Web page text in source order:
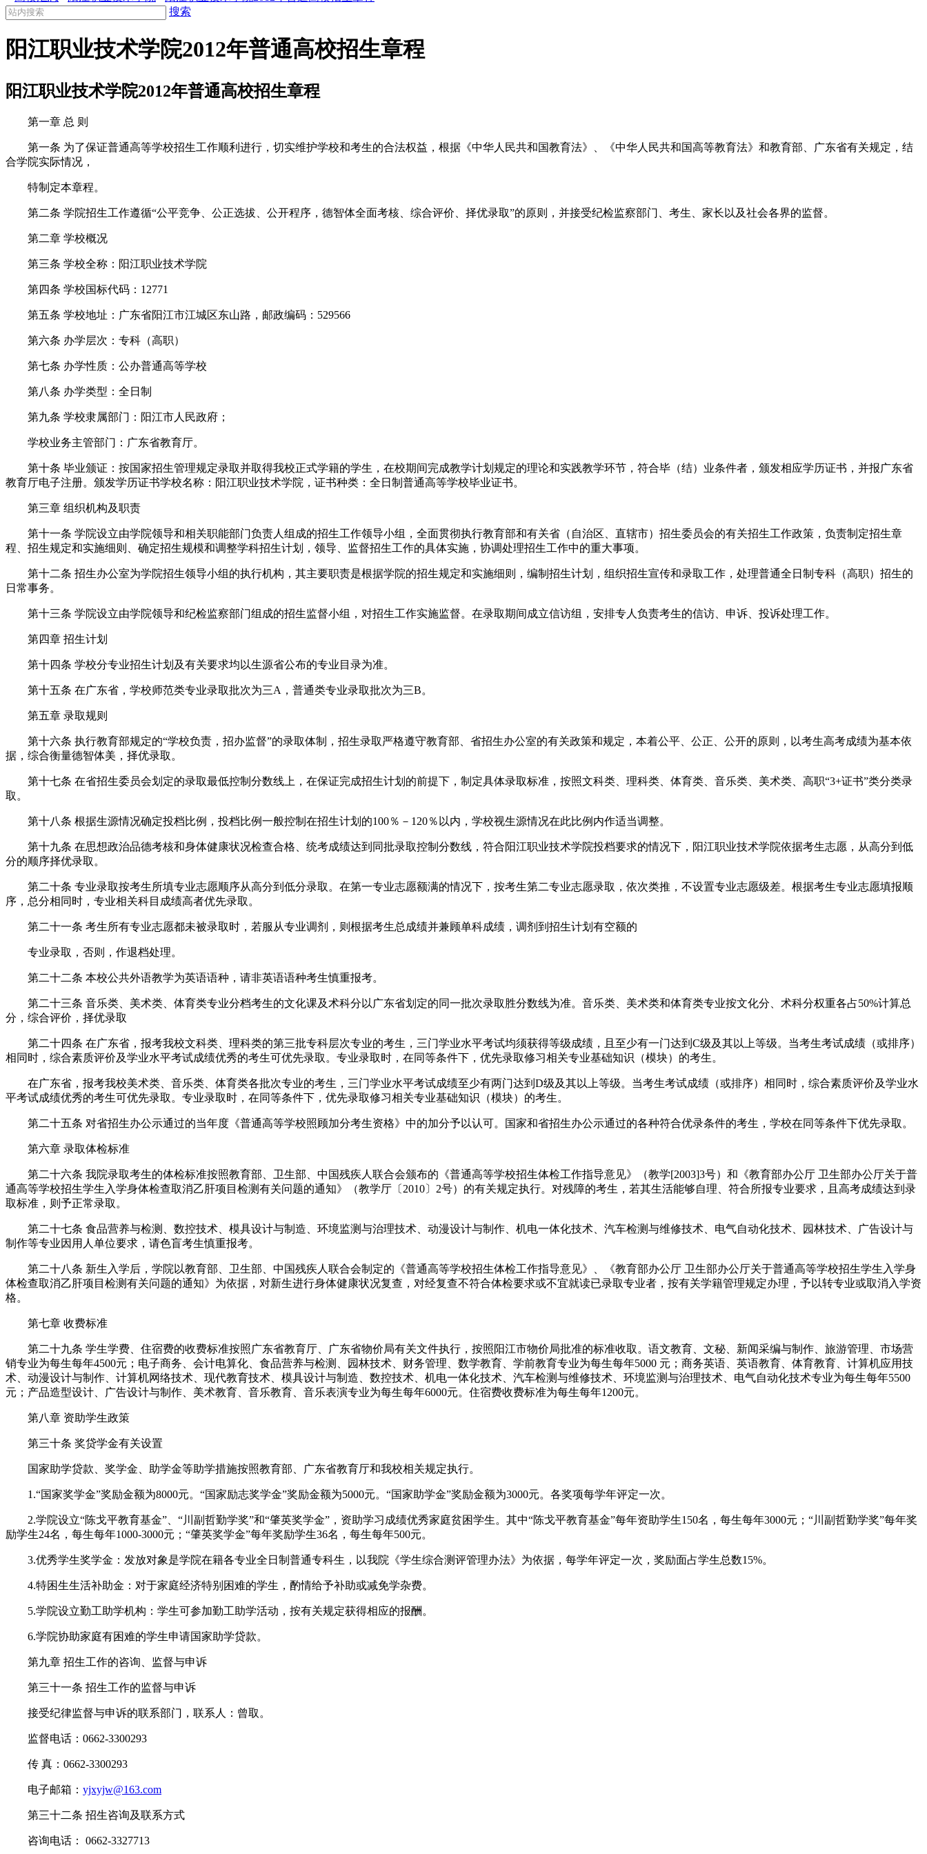
搜索
阳江职业技术学院2012年普通高校招生章程
阳江职业技术学院2012年普通高校招生章程
第一章 总 则
第一条 为了保证普通高等学校招生工作顺利进行，切实维护学校和考生的合法权益，根据《中华人民共和国教育法》、《中华人民共和国高等教育法》和教育部、广东省有关规定，结
合学院实际情况，
特制定本章程。
第二条 学院招生工作遵循“公平竞争、公正选拔、公开程序，德智体全面考核、综合评价、择优录取”的原则，并接受纪检监察部门、考生、家长以及社会各界的监督。
第二章 学校概况
第三条 学校全称：阳江职业技术学院
第四条 学校国标代码：12771
第五条 学校地址：广东省阳江市江城区东山路，邮政编码：529566
第六条 办学层次：专科（高职）
第七条 办学性质：公办普通高等学校
第八条 办学类型：全日制
第九条 学校隶属部门：阳江市人民政府；
学校业务主管部门：广东省教育厅。
第十条 毕业颁证：按国家招生管理规定录取并取得我校正式学籍的学生，在校期间完成教学计划规定的理论和实践教学环节，符合毕（结）业条件者，颁发相应学历证书，并报广东省
教育厅电子注册。颁发学历证书学校名称：阳江职业技术学院，证书种类：全日制普通高等学校毕业证书。
第三章 组织机构及职责
第十一条 学院设立由学院领导和相关职能部门负责人组成的招生工作领导小组，全面贯彻执行教育部和有关省（自治区、直辖市）招生委员会的有关招生工作政策，负责制定招生章
程、招生规定和实施细则、确定招生规模和调整学科招生计划，领导、监督招生工作的具体实施，协调处理招生工作中的重大事项。
第十二条 招生办公室为学院招生领导小组的执行机构，其主要职责是根据学院的招生规定和实施细则，编制招生计划，组织招生宣传和录取工作，处理普通全日制专科（高职）招生的
日常事务。
第十三条 学院设立由学院领导和纪检监察部门组成的招生监督小组，对招生工作实施监督。在录取期间成立信访组，安排专人负责考生的信访、申诉、投诉处理工作。
第四章 招生计划
第十四条 学校分专业招生计划及有关要求均以生源省公布的专业目录为准。
第十五条 在广东省，学校师范类专业录取批次为三A，普通类专业录取批次为三B。
第五章 录取规则
第十六条 执行教育部规定的“学校负责，招办监督”的录取体制，招生录取严格遵守教育部、省招生办公室的有关政策和规定，本着公平、公正、公开的原则，以考生高考成绩为基本依
据，综合衡量德智体美，择优录取。
第十七条 在省招生委员会划定的录取最低控制分数线上，在保证完成招生计划的前提下，制定具体录取标准，按照文科类、理科类、体育类、音乐类、美术类、高职“3+证书”类分类录
取。
第十八条 根据生源情况确定投档比例，投档比例一般控制在招生计划的100％－120％以内，学校视生源情况在此比例内作适当调整。
第十九条 在思想政治品德考核和身体健康状况检查合格、统考成绩达到同批录取控制分数线，符合阳江职业技术学院投档要求的情况下，阳江职业技术学院依据考生志愿，从高分到低
分的顺序择优录取。
第二十条 专业录取按考生所填专业志愿顺序从高分到低分录取。在第一专业志愿额满的情况下，按考生第二专业志愿录取，依次类推，不设置专业志愿级差。根据考生专业志愿填报顺
序，总分相同时，专业相关科目成绩高者优先录取。
第二十一条 考生所有专业志愿都未被录取时，若服从专业调剂，则根据考生总成绩并兼顾单科成绩，调剂到招生计划有空额的
专业录取，否则，作退档处理。
第二十二条 本校公共外语教学为英语语种，请非英语语种考生慎重报考。
第二十三条 音乐类、美术类、体育类专业分档考生的文化课及术科分以广东省划定的同一批次录取胜分数线为准。音乐类、美术类和体育类专业按文化分、术科分权重各占50%计算总
分，综合评价，择优录取
第二十四条 在广东省，报考我校文科类、理科类的第三批专科层次专业的考生，三门学业水平考试均须获得等级成绩，且至少有一门达到C级及其以上等级。当考生考试成绩（或排序）
相同时，综合素质评价及学业水平考试成绩优秀的考生可优先录取。专业录取时，在同等条件下，优先录取修习相关专业基础知识（模块）的考生。
在广东省，报考我校美术类、音乐类、体育类各批次专业的考生，三门学业水平考试成绩至少有两门达到D级及其以上等级。当考生考试成绩（或排序）相同时，综合素质评价及学业水
平考试成绩优秀的考生可优先录取。专业录取时，在同等条件下，优先录取修习相关专业基础知识（模块）的考生。
第二十五条 对省招生办公示通过的当年度《普通高等学校照顾加分考生资格》中的加分予以认可。国家和省招生办公示通过的各种符合优录条件的考生，学校在同等条件下优先录取。
第六章 录取体检标准
第二十六条 我院录取考生的体检标准按照教育部、卫生部、中国残疾人联合会颁布的《普通高等学校招生体检工作指导意见》（教学[2003]3号）和《教育部办公厅 卫生部办公厅关于普
通高等学校招生学生入学身体检查取消乙肝项目检测有关问题的通知》（教学厅〔2010〕2号）的有关规定执行。对残障的考生，若其生活能够自理、符合所报专业要求，且高考成绩达到录
取标准，则予正常录取。
第二十七条 食品营养与检测、数控技术、模具设计与制造、环境监测与治理技术、动漫设计与制作、机电一体化技术、汽车检测与维修技术、电气自动化技术、园林技术、广告设计与
制作等专业因用人单位要求，请色盲考生慎重报考。
第二十八条 新生入学后，学院以教育部、卫生部、中国残疾人联合会制定的《普通高等学校招生体检工作指导意见》、《教育部办公厅 卫生部办公厅关于普通高等学校招生学生入学身
体检查取消乙肝项目检测有关问题的通知》为依据，对新生进行身体健康状况复查，对经复查不符合体检要求或不宜就读已录取专业者，按有关学籍管理规定办理，予以转专业或取消入学资
格。
第七章 收费标准
第二十九条 学生学费、住宿费的收费标准按照广东省教育厅、广东省物价局有关文件执行，按照阳江市物价局批准的标准收取。语文教育、文秘、新闻采编与制作、旅游管理、市场营
销专业为每生每年4500元；电子商务、会计电算化、食品营养与检测、园林技术、财务管理、数学教育、学前教育专业为每生每年5000 元；商务英语、英语教育、体育教育、计算机应用技
术、动漫设计与制作、计算机网络技术、现代教育技术、模具设计与制造、数控技术、机电一体化技术、汽车检测与维修技术、环境监测与治理技术、电气自动化技术专业为每生每年5500
元；产品造型设计、广告设计与制作、美术教育、音乐教育、音乐表演专业为每生每年6000元。住宿费收费标准为每生每年1200元。
第八章 资助学生政策
第三十条 奖贷学金有关设置
国家助学贷款、奖学金、助学金等助学措施按照教育部、广东省教育厅和我校相关规定执行。
1.“国家奖学金”奖励金额为8000元。“国家励志奖学金”奖励金额为5000元。“国家助学金”奖励金额为3000元。各奖项每学年评定一次。
2.学院设立“陈戈平教育基金”、“川副哲勤学奖”和“肇英奖学金”，资助学习成绩优秀家庭贫困学生。其中“陈戈平教育基金”每年资助学生150名，每生每年3000元；“川副哲勤学奖”每年奖
励学生24名，每生每年1000-3000元；“肇英奖学金”每年奖励学生36名，每生每年500元。
3.优秀学生奖学金：发放对象是学院在籍各专业全日制普通专科生，以我院《学生综合测评管理办法》为依据，每学年评定一次，奖励面占学生总数15%。
4.特困生生活补助金：对于家庭经济特别困难的学生，酌情给予补助或减免学杂费。
5.学院设立勤工助学机构：学生可参加勤工助学活动，按有关规定获得相应的报酬。
6.学院协助家庭有困难的学生申请国家助学贷款。
第九章 招生工作的咨询、监督与申诉
第三十一条 招生工作的监督与申诉
接受纪律监督与申诉的联系部门，联系人：曾取。
监督电话：0662-3300293
传 真：0662-3300293
电子邮箱： yjxyjw@163.com
第三十二条 招生咨询及联系方式
咨询电话： 0662-3327713